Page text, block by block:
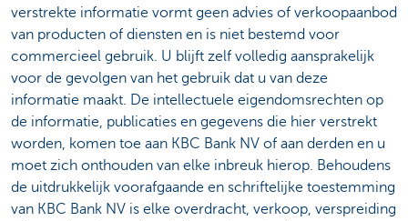
verstrekte informatie vormt geen advies of verkoopaanbod
van producten of diensten en is niet bestemd voor
commercieel gebruik. U blijft zelf volledig aansprakelijk
voor de gevolgen van het gebruik dat u van deze
informatie maakt. De intellectuele eigendomsrechten op
de informatie, publicaties en gegevens die hier verstrekt
worden, komen toe aan KBC Bank NV of aan derden en u
moet zich onthouden van elke inbreuk hierop. Behoudens
de uitdrukkelijk voorafgaande en schriftelijke toestemming
van KBC Bank NV is elke overdracht, verkoop, verspreiding